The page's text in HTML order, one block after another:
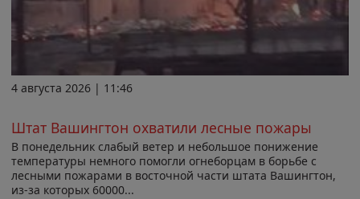
4 августа 2026 | 11:46
Штат Вашингтон охватили лесные пожары
В понедельник слабый ветер и небольшое понижение
температуры немного помогли огнеборцам в борьбе с
лесными пожарами в восточной части штата Вашингтон,
из-за которых 60000...